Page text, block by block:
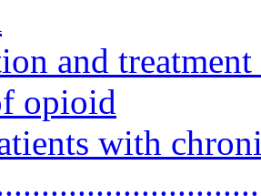
and
opioid
with